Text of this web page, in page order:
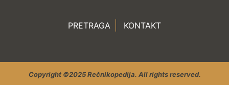
PRETRAGA KONTAKT
Copyright ©2025 Rečnikopedija. All rights reserved.